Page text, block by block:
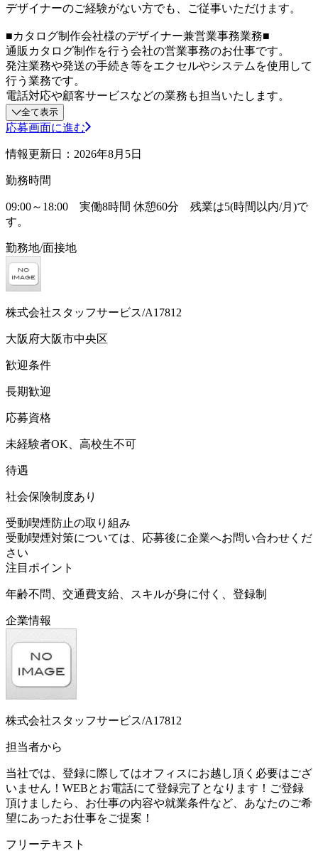
デザイナーのご経験がない方でも、ご従事いただけます。
■カタログ制作会社様のデザイナー兼営業事務業務■
通販カタログ制作を行う会社の営業事務のお仕事です。
発注業務や発送の手続き等をエクセルやシステムを使用して
行う業務です。
電話対応や顧客サービスなどの業務も担当いたします。
全て表示
応募画面に進む
情報更新日：2026年8月5日
勤務時間
09:00～18:00 実働8時間 休憩60分 残業は5(時間以内/月)で
す。
勤務地/面接地
株式会社スタッフサービス/A17812
大阪府大阪市中央区
歓迎条件
長期歓迎
応募資格
未経験者OK、高校生不可
待遇
社会保険制度あり
受動喫煙防止の取り組み
受動喫煙対策については、応募後に企業へお問い合わせくだ
さい
注目ポイント
年齢不問、交通費支給、スキルが身に付く、登録制
企業情報
株式会社スタッフサービス/A17812
担当者から
当社では、登録に際してはオフィスにお越し頂く必要はござ
いません！WEBとお電話にて登録完了となります！ご登録
頂けましたら、お仕事の内容や就業条件など、あなたのご希
望にあったお仕事をご提案！
フリーテキスト